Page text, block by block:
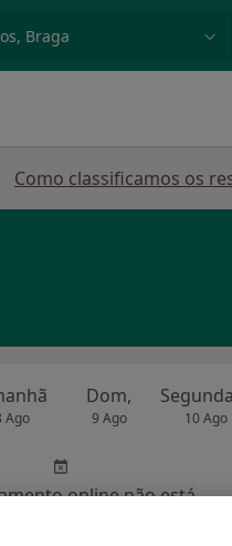
Como classificamos os
Ago
Dom,
9 Ago 10 Ago
online não está